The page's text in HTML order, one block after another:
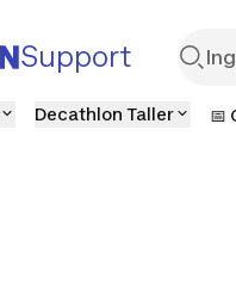
Support
Decathlon Taller 📅